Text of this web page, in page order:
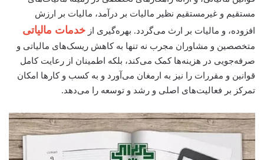
مستقیم و غیرمستقیم نظیر مالیات بر درآمد، مالیات بر ارزش
افزوده، و مالیات بر ارث می‌گردد. بهره‌گیری از خدمات مالیاتی
متخصصین و مشاوران مجرب نه تنها به کاهش ریسک‌های مالیاتی و
صرفه‌جویی در هزینه‌ها کمک می‌کند، بلکه اطمینان از رعایت کامل
قوانین و مقررات را نیز به ارمغان می‌آورد و به کسب و کارها امکان
تمرکز بر فعالیت‌های اصلی و رشد و توسعه را می‌دهد.